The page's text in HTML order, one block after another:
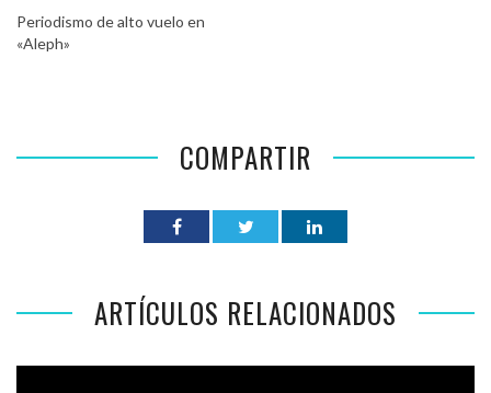
Periodismo de alto vuelo en
«Aleph»
COMPARTIR
ARTÍCULOS RELACIONADOS